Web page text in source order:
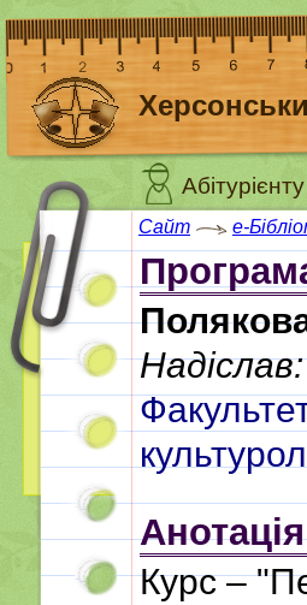
Абітурієнту
Сайт e-
Анотація
Курс –